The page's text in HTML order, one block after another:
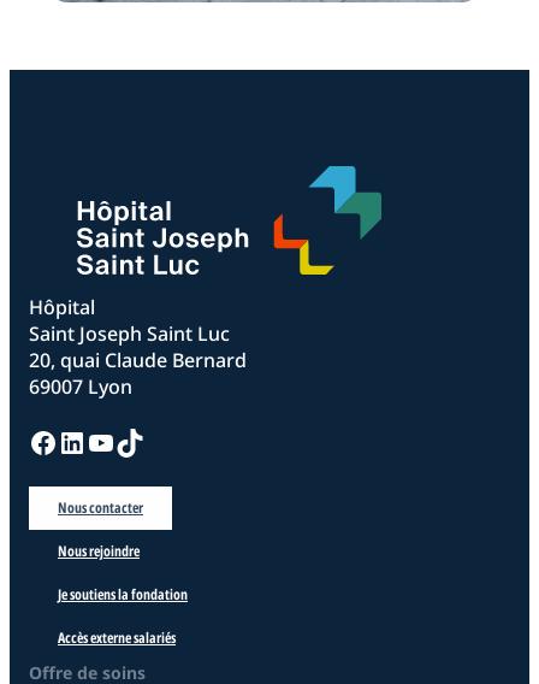
Hôpital
Saint Joseph Saint Luc
20, quai Claude Bernard
69007 Lyon
Facebook LinkedIn YouTube TikTok
Nous contacter
Nous rejoindre
Je soutiens la fondation
Accès externe salariés
Offre de soins